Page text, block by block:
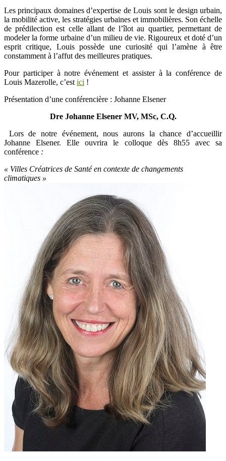
Les principaux domaines d’expertise de Louis sont le design urbain,
la mobilité active, les stratégies urbaines et immobilières. Son échelle
de prédilection est celle allant de l’îlot au quartier, permettant de
modeler la forme urbaine d’un milieu de vie. Rigoureux et doté d’un
esprit critique, Louis possède une curiosité qui l’amène à être
constamment à l’affut des meilleures pratiques.
Pour participer à notre événement et assister à la conférence de
Louis Mazerolle, c’est ici !
Présentation d’une conférencière : Johanne Elsener
Dre Johanne Elsener MV, MSc, C.Q.
Lors de notre événement, nous aurons la chance d’accueillir
Johanne Elsener. Elle ouvrira le colloque dès 8h55 avec sa
conférence :
« Villes Créatrices de Santé en contexte de changements
climatiques »